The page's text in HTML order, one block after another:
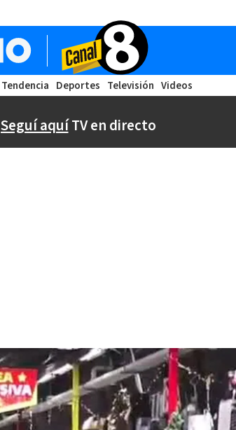
Tendencia Deportes Televisión Videos
Seguí aquíTV en directo